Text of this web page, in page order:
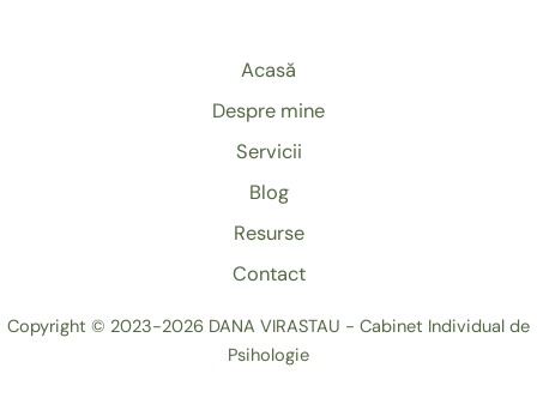
Acasă
Despre mine
Servicii
Blog
Resurse
Contact
Copyright © 2023-2026 DANA VIRASTAU - Cabinet Individual de
Psihologie